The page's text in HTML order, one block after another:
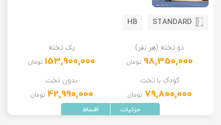
STANDARD
HB
دو تخته (هر نفر)
98,350,000 تومان
یک تخته
153,900,000 تومان
کودک با تخت
79,800,000 تومان
بدون تخت
42,990,000 تومان